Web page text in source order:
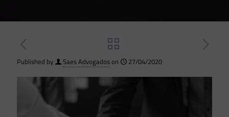
Published by Saes Advogadoson 27/04/2020